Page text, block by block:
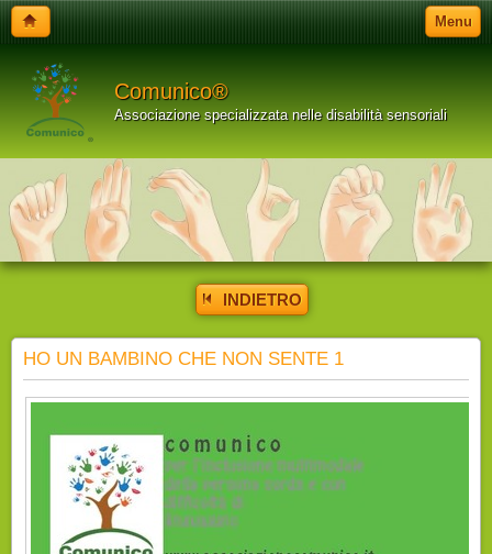
Menu
Comunico®
Associazione specializzata nelle disabilità sensoriali
INDIETRO
HO UN BAMBINO CHE NON SENTE 1